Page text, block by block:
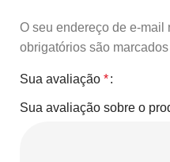
O seu endereço de e-mail
obrigatórios são
Sua avaliação *
Sua avaliação sobre o